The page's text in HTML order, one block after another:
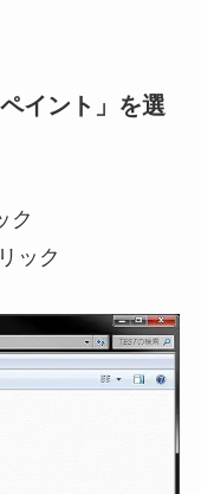
イント」を選
ク
ック